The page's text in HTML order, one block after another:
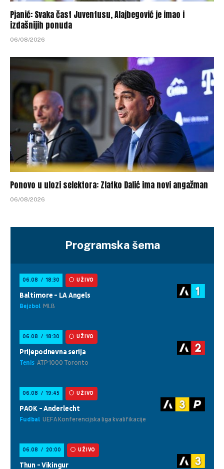
Pjanić: Svaka čast Juventusu, Alajbegović je imao i
izdašnijih ponuda
06/08/2026
Ponovo u ulozi selektora: Zlatko Dalić ima novi angažman
06/08/2026
Programska šema